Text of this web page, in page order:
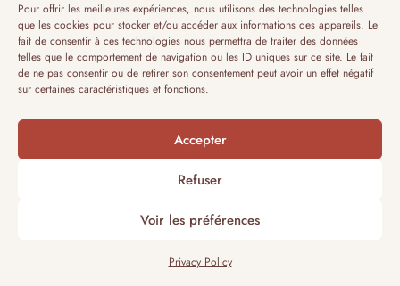
Pour offrir les meilleures expériences, nous utilisons des technologies telles
que les cookies pour stocker et/ou accéder aux informations des appareils. Le
fait de consentir à ces technologies nous permettra de traiter des données
telles que le comportement de navigation ou les ID uniques sur ce site. Le fait
de ne pas consentir ou de retirer son consentement peut avoir un effet négatif
sur certaines caractéristiques et fonctions.
Accepter
Refuser
Voir les préférences
Privacy Policy
A HAVEN OF PEACE AND COMFORT NESTLED IN
NATURE'S EMBRACE
EXPLORE OUR GUEST ROOMS